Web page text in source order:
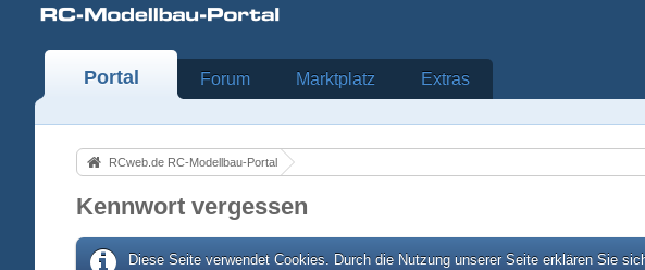
Portal Forum Marktplatz Extras
RCweb.de RC-Modellbau-Portal
Kennwort vergessen
Diese Seite verwendet Cookies. Durch die Nutzung unserer Seite erklären Sie